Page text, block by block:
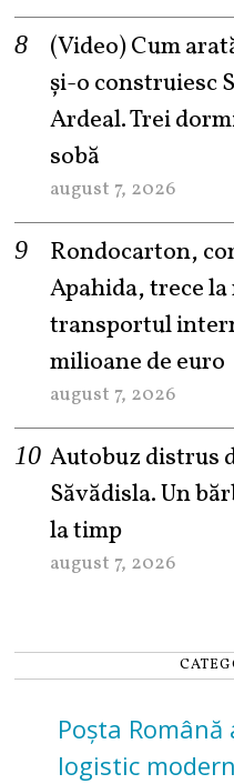
(Video) Cum
şi-o construiesc
Ardeal. Trei
sobă
august 7, 2026
Rondocarton,
Apahida, trece
transportul
milioane de euro
august 7, 2026
Autobuz distrus
Săvădisla. Un
la timp
august 7, 2026
Poșta
logistic